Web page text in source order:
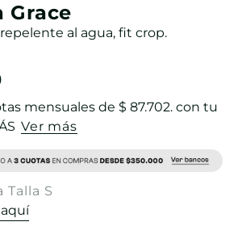
Grace
al agua, fit crop.
mensuales de $ 87.702. con tu
Ver más
Talla S